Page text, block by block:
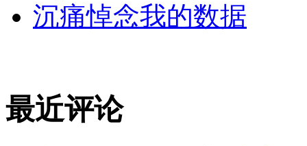
沉痛悼念我的数据
最近评论